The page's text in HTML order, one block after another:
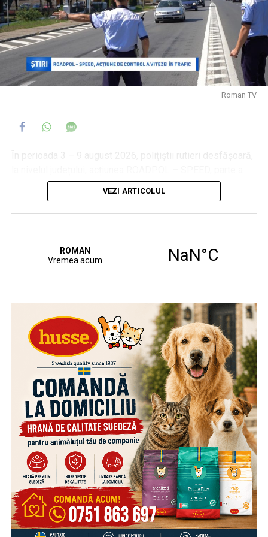
Roman TV
calendarului de activități al Organizației Europene a
Polițiilor Rutiere, având ca scop prevenirea accidentelor de
circulație produse pe fondul nerespectării regimului legal
rutier, utilizând echipamente pentru măsurarea vitezei de
Viteza excesivă sau neadaptată condițiilor de drum
reprezintă una dintre principalele cauze generatoare de
accidente rutiere grave. Respectarea limitelor legale și
adaptarea vitezei la condițiile de trafic, de drum și de
vreme pot face diferența dintre un drum parcurs în
siguranță și o tragedie.
VEZI ARTICOLUL